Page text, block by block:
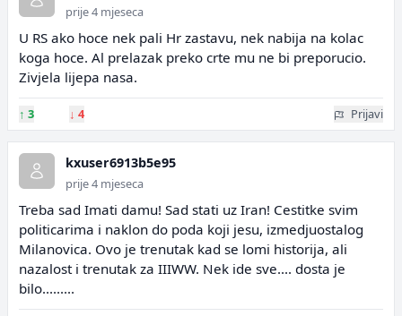
prije 4 mjeseca
U RS ako hoce nek pali Hr zastavu, nek nabija na kolac
koga hoce. Al prelazak preko crte mu ne bi preporucio.
Zivjela lijepa nasa.
↑ 3 ↓ 4 Prijavi
kxuser6913b5e95
prije 4 mjeseca
Treba sad Imati damu! Sad stati uz Iran! Cestitke svim
politicarima i naklon do poda koji jesu, izmedjuostalog
Milanovica. Ovo je trenutak kad se lomi historija, ali
nazalost i trenutak za IIIWW. Nek ide sve.... dosta je
bilo.........